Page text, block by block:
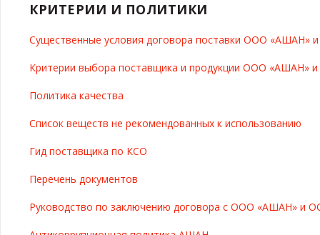
КРИТЕРИИ И ПОЛИТИКИ
Существенные условия договора поставки ООО «АШАН»
Критерии выбора поставщика и продукции ООО «АШАН»
Политика качества
Список веществ не рекомендованных к использованию
Гид поставщика по КСО
Перечень документов
Руководство по заключению договора с ООО «АШАН» и